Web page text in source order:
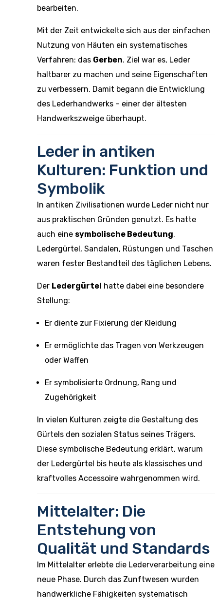
bearbeiten.
Mit der Zeit entwickelte sich aus der einfachen
Nutzung von Häuten ein systematisches
Verfahren: das Gerben. Ziel war es, Leder
haltbarer zu machen und seine Eigenschaften
zu verbessern. Damit begann die Entwicklung
des Lederhandwerks – einer der ältesten
Handwerkszweige überhaupt.
Leder in antiken
Kulturen: Funktion und
Symbolik
In antiken Zivilisationen wurde Leder nicht nur
aus praktischen Gründen genutzt. Es hatte
auch eine symbolische Bedeutung.
Ledergürtel, Sandalen, Rüstungen und Taschen
waren fester Bestandteil des täglichen Lebens.
Der Ledergürtel hatte dabei eine besondere
Stellung:
Er diente zur Fixierung der Kleidung
Er ermöglichte das Tragen von Werkzeugen
oder Waffen
Er symbolisierte Ordnung, Rang und
Zugehörigkeit
In vielen Kulturen zeigte die Gestaltung des
Gürtels den sozialen Status seines Trägers.
Diese symbolische Bedeutung erklärt, warum
der Ledergürtel bis heute als klassisches und
kraftvolles Accessoire wahrgenommen wird.
Mittelalter: Die
Entstehung von
Qualität und Standards
Im Mittelalter erlebte die Lederverarbeitung eine
neue Phase. Durch das Zunftwesen wurden
handwerkliche Fähigkeiten systematisch